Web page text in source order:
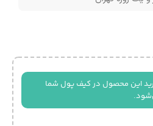
این محصول در کیف پول شما